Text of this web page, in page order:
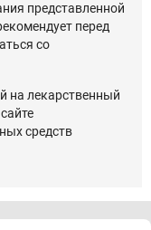
представленной
перед
со
на лекарственный
средств